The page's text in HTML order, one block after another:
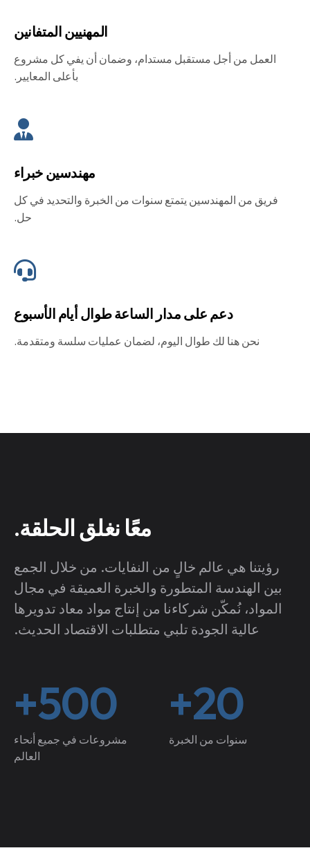
المهنيين المتفانين
العمل من أجل مستقبل مستدام، وضمان أن يفي كل مشروع
بأعلى المعايير.
مهندسين خبراء
فريق من المهندسين يتمتع سنوات من الخبرة والتحديد في كل
حل.
دعم على مدار الساعة طوال أيام الأسبوع
نحن هنا لك طوال اليوم، لضمان عمليات سلسة ومتقدمة.
معًا نغلق الحلقة.
رؤيتنا هي عالم خالٍ من النفايات. من خلال الجمع
بين الهندسة المتطورة والخبرة العميقة في مجال
المواد، نُمكّن شركاءنا من إنتاج مواد معاد تدويرها
عالية الجودة تلبي متطلبات الاقتصاد الحديث.
20+
سنوات من الخبرة
500+
مشروعات في جميع أنحاء
العالم